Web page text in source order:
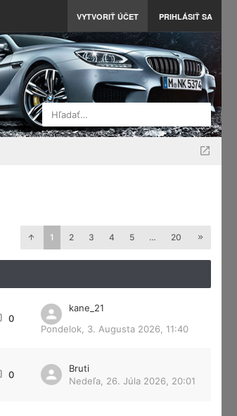
VYTVORIŤ ÚČET PRIHLÁSIŤ SA
Hľadať…
1 2 3 4 5 … 20
0
kane_21
Pondelok, 3. Augusta 2026, 11:40
0
Bruti
Nedeľa, 26. Júla 2026, 20:01